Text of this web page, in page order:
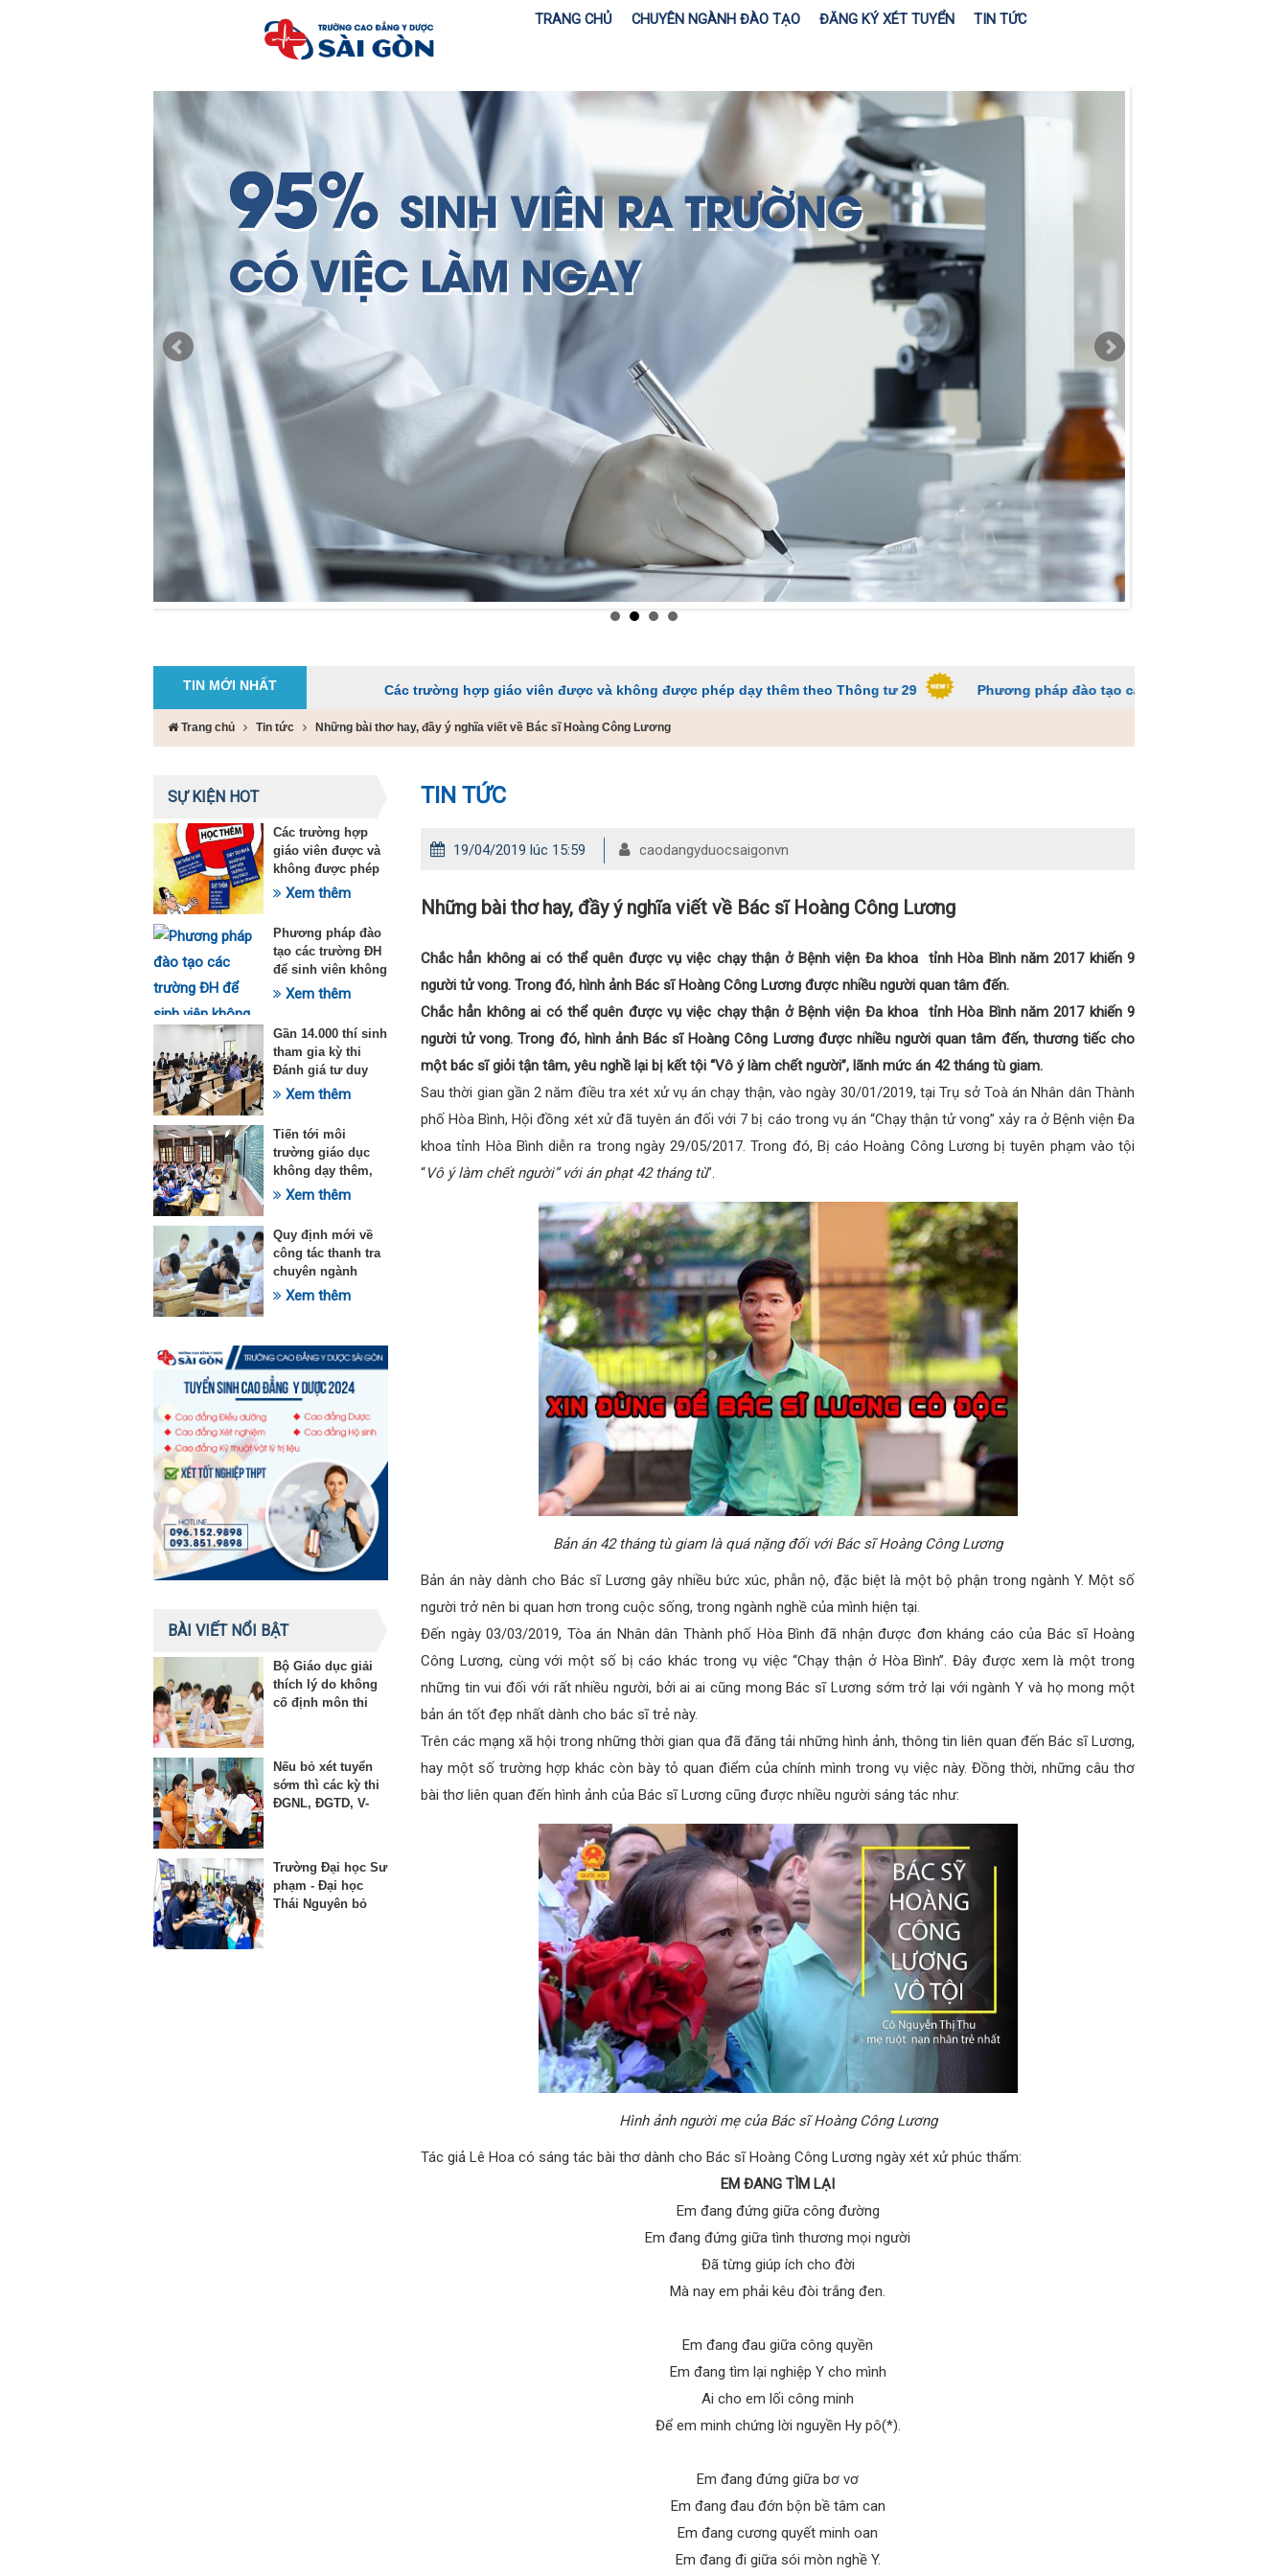
TRANG CHỦ CHUYÊN NGÀNH ĐÀO TẠO ĐĂNG KÝ XÉT TUYỂN TIN TỨC
Các trường hợp giáo viên được và không được phép dạy thêm theo Thông tư 29 Phương pháp đào tạo các trường ĐH để sinh viên không
TIN MỚI NHẤT
Trang chủ Tin tức Những bài thơ hay, đầy ý nghĩa viết về Bác sĩ Hoàng Công Lương
SỰ KIỆN HOT
Các trường hợp
giáo viên được và
không được phép
dạy thêm theo
Xem thêm
Phương pháp đào
tạo các trường ĐH
để sinh viên không
quá tải với ngành
Xem thêm
Gần 14.000 thí sinh
tham gia kỳ thi
Đánh giá tư duy
đợt 1 năm 2025
Xem thêm
Tiến tới môi
trường giáo dục
không dạy thêm,
học thêm
Xem thêm
Quy định mới về
công tác thanh tra
chuyên ngành
trong lĩnh vực giáo
Xem thêm
BÀI VIẾT NỔI BẬT
Bộ Giáo dục giải
thích lý do không
cố định môn thi
Nếu bỏ xét tuyển
sớm thì các kỳ thi
ĐGNL, ĐGTD, V-
Trường Đại học Sư
phạm - Đại học
Thái Nguyên bỏ
TIN TỨC
19/04/2019 lúc 15:59 caodangyduocsaigonvn
Những bài thơ hay, đầy ý nghĩa viết về Bác sĩ Hoàng Công Lương
Chắc hẳn không ai có thể quên được vụ việc chạy thận ở Bệnh viện Đa khoa tỉnh Hòa Bình năm 2017 khiến 9
người tử vong. Trong đó, hình ảnh Bác sĩ Hoàng Công Lương được nhiều người quan tâm đến.
Chắc hẳn không ai có thể quên được vụ việc chạy thận ở Bệnh viện Đa khoa tỉnh Hòa Bình năm 2017 khiến 9
người tử vong. Trong đó, hình ảnh Bác sĩ Hoàng Công Lương được nhiều người quan tâm đến, thương tiếc cho
một bác sĩ giỏi tận tâm, yêu nghề lại bị kết tội “Vô ý làm chết người”, lãnh mức án 42 tháng tù giam.
Sau thời gian gần 2 năm điều tra xét xử vụ án chạy thận, vào ngày 30/01/2019, tại Trụ sở Toà án Nhân dân Thành
phố Hòa Bình, Hội đồng xét xử đã tuyên án đối với 7 bị cáo trong vụ án “Chạy thận tử vong” xảy ra ở Bệnh viện Đa
khoa tỉnh Hòa Bình diễn ra trong ngày 29/05/2017. Trong đó, Bị cáo Hoàng Công Lương bị tuyên phạm vào tội
“Vô ý làm chết người” với án phạt 42 tháng tù”.
Bản án 42 tháng tù giam là quá nặng đối với Bác sĩ Hoàng Công Lương
Bản án này dành cho Bác sĩ Lương gây nhiều bức xúc, phẫn nộ, đặc biệt là một bộ phận trong ngành Y. Một số
người trở nên bi quan hơn trong cuộc sống, trong ngành nghề của mình hiện tại.
Đến ngày 03/03/2019, Tòa án Nhân dân Thành phố Hòa Bình đã nhận được đơn kháng cáo của Bác sĩ Hoàng
Công Lương, cùng với một số bị cáo khác trong vụ việc “Chạy thận ở Hòa Bình”. Đây được xem là một trong
những tin vui đối với rất nhiều người, bởi ai ai cũng mong Bác sĩ Lương sớm trở lại với ngành Y và họ mong một
bản án tốt đẹp nhất dành cho bác sĩ trẻ này.
Trên các mạng xã hội trong những thời gian qua đã đăng tải những hình ảnh, thông tin liên quan đến Bác sĩ Lương,
hay một số trường hợp khác còn bày tỏ quan điểm của chính mình trong vụ việc này. Đồng thời, những câu thơ
bài thơ liên quan đến hình ảnh của Bác sĩ Lương cũng được nhiều người sáng tác như:
Hình ảnh người mẹ của Bác sĩ Hoàng Công Lương
Tác giả Lê Hoa có sáng tác bài thơ dành cho Bác sĩ Hoàng Công Lương ngày xét xử phúc thẩm:
EM ĐANG TÌM LẠI
Em đang đứng giữa công đường
Em đang đứng giữa tình thương mọi người
Đã từng giúp ích cho đời
Mà nay em phải kêu đòi trắng đen.
Em đang đau giữa công quyền
Em đang tìm lại nghiệp Y cho mình
Ai cho em lối công minh
Để em minh chứng lời nguyền Hy pô(*).
Em đang đứng giữa bơ vơ
Em đang đau đớn bộn bề tâm can
Em đang cương quyết minh oan
Em đang đi giữa sói mòn nghề Y.